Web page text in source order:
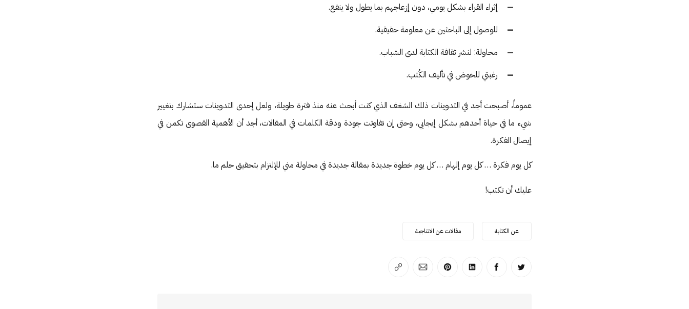
إثراء القراء بشكل يومي، دون إزعاجهم بما يطول ولا ينفع.
للوصول إلى الباحثين عن معلومة حقيقية.
محاولة: لنشر ثقافة الكتابة لدى الشباب.
رغبتي للخوض في تأليف الكُتب.
عموماً، أصبحت أجد في التدوينات ذلك الشغف الذي كنت أبحث عنه منذ فترة طويلة، ولعل إحدى التدوينات ستشارك بتغيير
شيء ما في حياة أحدهم بشكل إيجابي، وحتى إن تفاوتت جودة ودقة الكلمات في المقالات، أجد أن الأهمية القصوى تكمن في
إيصال الفكرة.
كل يوم فكرة … كل يوم إلهام … كل يوم خطوة جديدة بمقالة جديدة في محاولة مني للإلتزام بتحقيق حلم ما.
عليك أن تكتب!
عن الكتابة مقالات عن الانتاجية
انشر على تويترانشر على الفيسبوك
انشر على لينكد إن
انشر على بينترست
انشر على الإيميل
انسخ الرابط